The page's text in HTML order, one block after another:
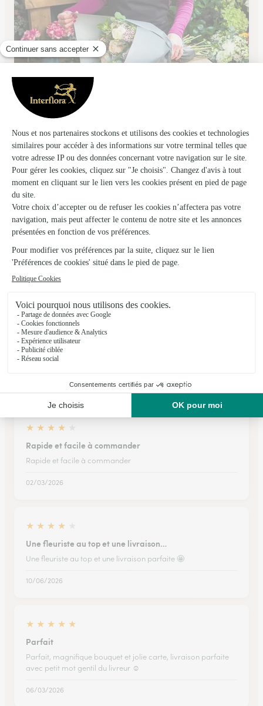
Coqueli D’co
Criquetot L Esneval
★★★★★5 (23)
20 Place du Général Leclerc
Voir la boutique
Ils ont fait livrer des fleurs ou une plante à
Vinnemerville
Toujours un service impeccable
Toujours un service impeccable pour là livraison du cadeau
d’anniversaire pour ma maman. En 1 ou 2 jours ouvrés 👌🏼
Des produits de qualité : les fleurs éclosent 1 ou 2 jours poste
livraison et plusieurs sachets de billes sont…
★ ★ ★ ★
Rapide et facile à commander
Rapide et facile à commander
02/03/2026
★ ★ ★ ★
Une fleuriste au top et une livraison…
Une fleuriste au top et une livraison parfaite 🤩
10/06/2026
★ ★ ★ ★ ★
Parfait
Parfait, magnifique bouquet et jolie carte, livraison parfaite
avec petit mot gentil du livreur ☺️
06/03/2026